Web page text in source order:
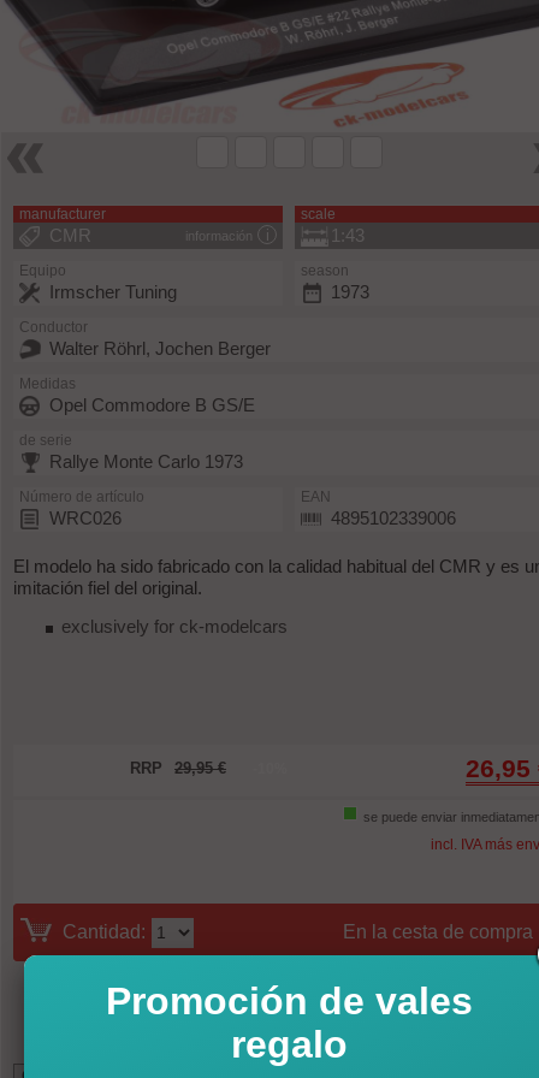
manufacturer
información
CMR
scale
1:43
Equipo
Irmscher Tuning
season
1973
Conductor
Walter Röhrl, Jochen Berger
Medidas
Opel Commodore B GS/E
de serie
Rallye Monte Carlo 1973
Número de artículo
WRC026
EAN
4895102339006
El modelo ha sido fabricado con la calidad habitual del CMR y es
imitación fiel del original.
exclusively for ck-modelcars
RRP 29,95 € 26,95
se puede enviar
incl. IVA más
Cantidad: En la cesta de compra
Promoción de vales
regalo